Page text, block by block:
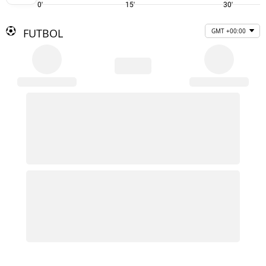
0' 15' 30'
FUTBOL GMT +00:00